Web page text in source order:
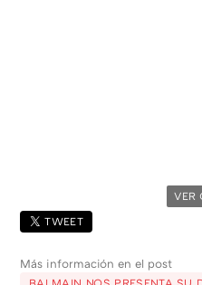
VER
TWEET
Más información en el post